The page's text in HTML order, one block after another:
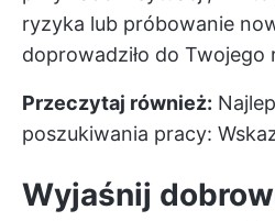
ryzyka lub próbowanie
doprowadziło do Twojego
Przeczytaj również:
poszukiwania pracy:
Wyjaśnij